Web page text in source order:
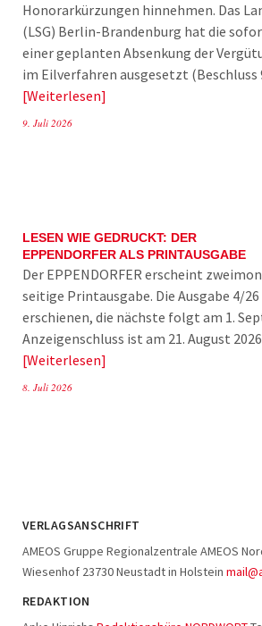
Honorarkürzungen hinnehmen. Das
(LSG) Berlin-Brandenburg hat die
einer geplanten Absenkung der
im Eilverfahren ausgesetzt
Weiterlesen
9. Juli 2026
LESEN WIE GEDRUCKT: DER
EPPENDORFER ALS PRINTAUSGABE
Der EPPENDORFER erscheint
seitige Printausgabe. Die Ausgabe 4/
erschienen, die nächste folgt am 1.
Anzeigenschluss ist am 21. August
Weiterlesen
8. Juli 2026
VERLAGSANSCHRIFT
AMEOS Gruppe Regionalzentrale AMEOS
Wiesenhof 23730 Neustadt in Holstein
REDAKTION